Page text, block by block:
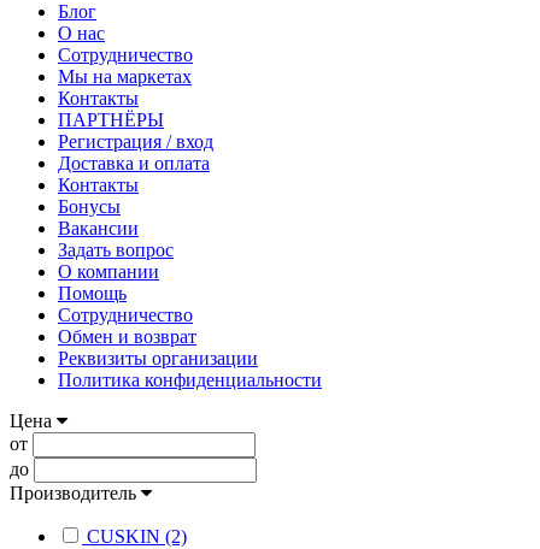
Блог
О нас
Сотрудничество
Мы на маркетах
Контакты
ПАРТНЁРЫ
Регистрация / вход
Доставка и оплата
Контакты
Бонусы
Вакансии
Задать вопрос
О компании
Помощь
Сотрудничество
Обмен и возврат
Реквизиты организации
Политика конфиденциальности
Цена
от
до
Производитель
CUSKIN (2)